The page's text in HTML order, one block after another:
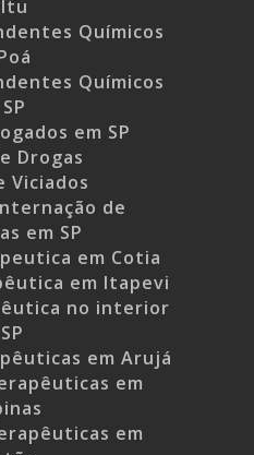
Químicos
Químicos
em SP
Drogas
Viciados
de
em SP
em Cotia
em Itapevi
no interior
em Arujá
em
em